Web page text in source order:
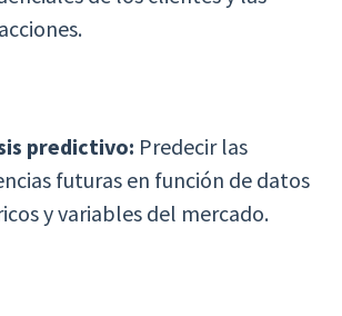
predictivo: Predecir las
futuras en función de datos
y variables del mercado.